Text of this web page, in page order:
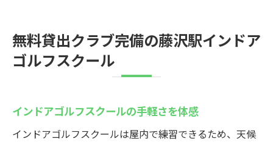
無料貸出クラブ完備の藤沢駅インドア
ゴルフスクール
インドアゴルフスクールの手軽さを体感
インドアゴルフスクールは屋内で練習できるため、天候